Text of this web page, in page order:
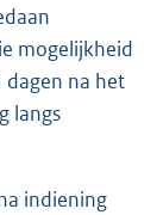
mogelijkheid
na het
langs
indiening